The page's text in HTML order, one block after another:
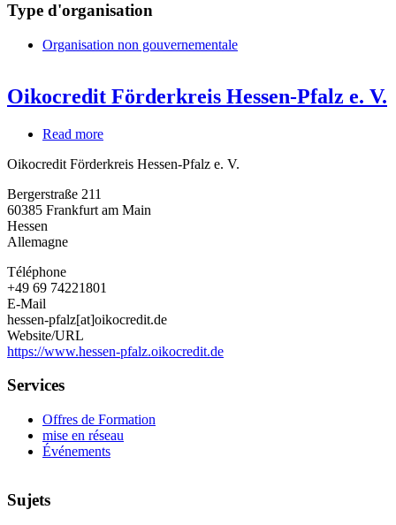
Type d'organisation
Organisation non gouvernementale
Oikocredit Förderkreis Hessen-Pfalz e. V.
Read more
Förderkreis
e.
Oikocredit Förderkreis Hessen-Pfalz e. V.
Bergerstraße 211
60385 Frankfurt am Main
Hessen
Allemagne
Téléphone
+49 69 74221801
E-Mail
hessen-pfalz[at]oikocredit.de
Website/URL
https://www.hessen-pfalz.oikocredit.de
Services
Offres de Formation
mise en réseau
Événements
Sujets